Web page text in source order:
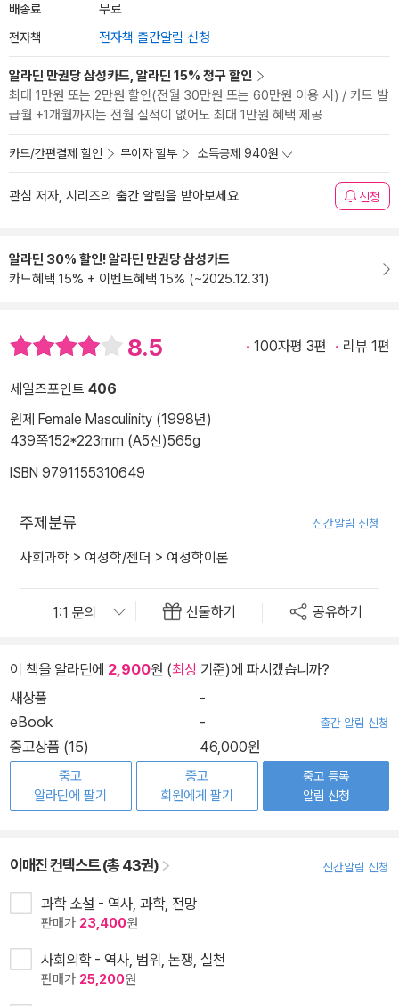
배송료 무료
전자책 전자책 출간알림 신청
알라딘 만권당 삼성카드, 알라딘 15% 청구 할인
최대 1만원 또는 2만원 할인(전월 30만원 또는 60만원 이용 시) / 카드 발
급월 +1개월까지는 전월 실적이 없어도 최대 1만원 혜택 제공
카드/간편결제 할인 무이자 할부 소득공제 940원
관심 저자, 시리즈의 출간 알림을 받아보세요 신청
알라딘 30% 할인! 알라딘 만권당 삼성카드
카드혜택 15% + 이벤트혜택 15% (~2025.12.31)
8.5 100자평 3편 리뷰 1편
세일즈포인트 406
원제 Female Masculinity (1998년)
439쪽152*223mm (A5신)565g
ISBN 9791155310649
주제분류 신간알림 신청
사회과학 > 여성학/젠더 > 여성학이론
선물하기 공유하기
이 책을 알라딘에 2,900원 (최상기준)에 파시겠습니까?
새상품
-
eBook
- 출간 알림 신청
중고상품 (15) 46,000원
중고
알라딘에 팔기
중고
회원에게 팔기
중고 등록
알림 신청
이매진 컨텍스트 (총 43권) 신간알림 신청
과학 소설 - 역사, 과학, 전망
판매가 23,400원
사회의학 - 역사, 범위, 논쟁, 실천
판매가 25,200원